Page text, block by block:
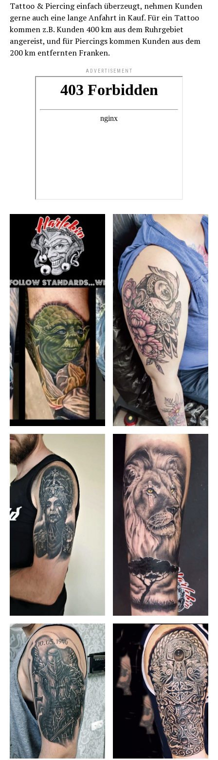
Tattoo & Piercing einfach überzeugt, nehmen Kunden
gerne auch eine lange Anfahrt in Kauf. Für ein Tattoo
kommen z.B. Kunden 400 km aus dem Ruhrgebiet
angereist, und für Piercings kommen Kunden aus dem
200 km entfernten Franken.
ADVERTISEMENT